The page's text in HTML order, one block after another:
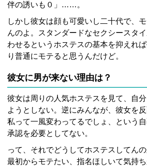
伴の誘いも０」……。
しかし彼女は顔も可愛いし二十代で、
んのよ。スタンダードなセクシースタ
わせるというホステスの基本を抑えれ
り普通にモテると思うんだけど。
彼女に男が来ない理由は？
彼女は周りの人気ホステスを見て、自
ようとしない。逆にみんなが、彼女を反
私って一風変わってるでしょ、という
承認を必要としてない。
って、それでどうしてホステスしてんの
最初からモテたい、指名ほしいて気持